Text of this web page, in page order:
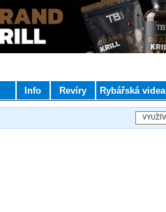
Info Revíry Rybářská videa